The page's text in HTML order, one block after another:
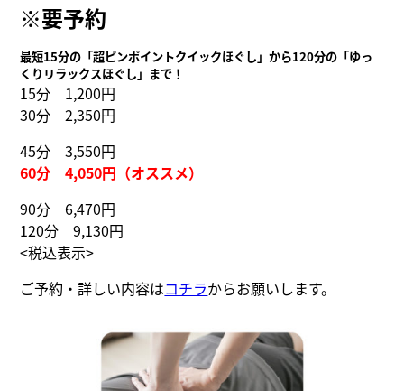
※要予約
最短15分の「超ピンポイントクイックほぐし」から120分の「ゆっ
くりリラックスほぐし」まで！
15分 1,200円
30分 2,350円
45分 3,550円
60分 4,050円（オススメ）
90分 6,470円
120分 9,130円
<税込表示>
ご予約・詳しい内容はコチラからお願いします。